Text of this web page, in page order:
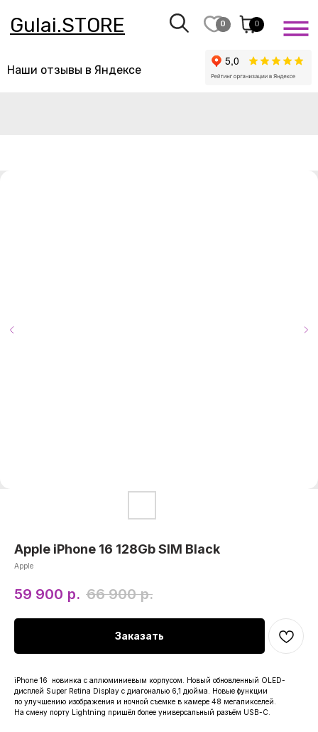
0
Gulai.STORE
Наши отзывы в Яндексе
Apple iPhone 16 128Gb SIM Black
Apple
59 900 р. 66 900 р.
Заказать
iPhone 16 новинка с аллюминиевым корпусом. Новый обновленный OLED-
дисплей Super Retina Display с диагональю 6,1 дюйма. Новые функции
по улучшению изображения и ночной съемке в камере 48 мегапикселей.
На смену порту Lightning пришёл более универсальный разъём USB-C.